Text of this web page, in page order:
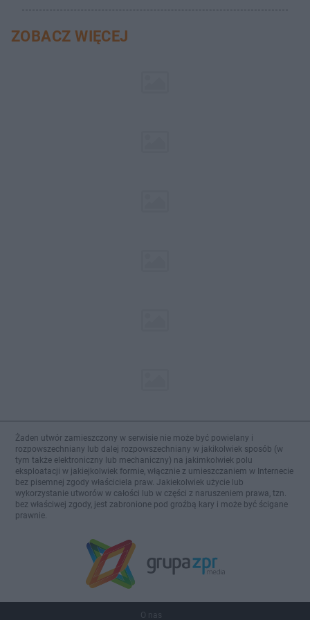
ZOBACZ WIĘCEJ
Żaden utwór zamieszczony w serwisie nie może być powielany i
rozpowszechniany lub dalej rozpowszechniany w jakikolwiek sposób (w
tym także elektroniczny lub mechaniczny) na jakimkolwiek polu
eksploatacji w jakiejkolwiek formie, włącznie z umieszczaniem w Internecie
bez pisemnej zgody właściciela praw. Jakiekolwiek użycie lub
wykorzystanie utworów w całości lub w części z naruszeniem prawa, tzn.
bez właściwej zgody, jest zabronione pod groźbą kary i może być ścigane
prawnie.
O nas